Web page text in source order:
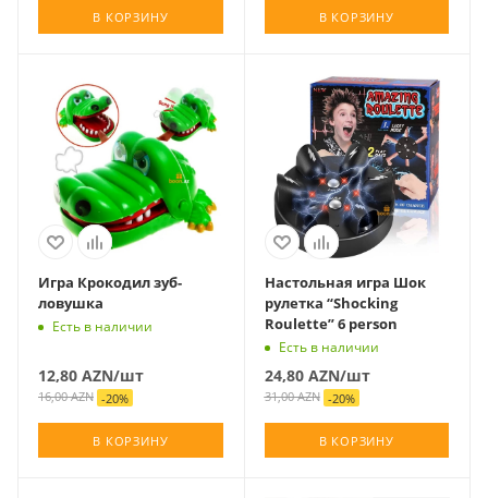
В КОРЗИНУ В КОРЗИНУ
Игра Крокодил зуб-
ловушка
Есть в наличии
12,80 AZN/шт
16,00AZN -20%
В КОРЗИНУ
Настольная игра Шок
рулетка “Shocking
Roulette” 6 person
Есть в наличии
24,80AZN/шт
31,00AZN -20%
В КОРЗИНУ